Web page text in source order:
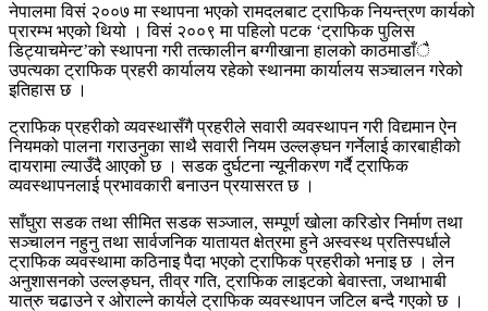
नेपालमा विसं २००७ मा स्थापना भएको रामदलबाट ट्राफिक नियन्त्रण कार्यको
प्रारम्भ भएको थियो । विसं २००९ मा पहिलो पटक ‘ट्राफिक पुलिस
डिट्याचमेन्ट’को स्थापना गरी तत्कालीन बग्गीखाना हालको काठमाडाँै
उपत्यका ट्राफिक प्रहरी कार्यालय रहेको स्थानमा कार्यालय सञ्चालन गरेको
इतिहास छ ।
ट्राफिक प्रहरीको व्यवस्थासँगै प्रहरीले सवारी व्यवस्थापन गरी विद्यमान ऐन
नियमको पालना गराउनुका साथै सवारी नियम उल्लङ्घन गर्नेलाई कारबाहीको
दायरामा ल्याउँदै आएको छ । सडक दुर्घटना न्यूनीकरण गर्दै ट्राफिक
व्यवस्थापनलाई प्रभावकारी बनाउन प्रयासरत छ ।
साँघुरा सडक तथा सीमित सडक सञ्जाल, सम्पूर्ण खोला करिडोर निर्माण तथा
सञ्चालन नहुनु तथा सार्वजनिक यातायत क्षेत्रमा हुने अस्वस्थ प्रतिस्पर्धाले
ट्राफिक व्यवस्थामा कठिनाइ पैदा भएको ट्राफिक प्रहरीको भनाइ छ । लेन
अनुशासनको उल्लङ्घन, तीव्र गति, ट्राफिक लाइटको बेवास्ता, जथाभाबी
यात्रु चढाउने र ओराल्ने कार्यले ट्राफिक व्यवस्थापन जटिल बन्दै गएको छ ।